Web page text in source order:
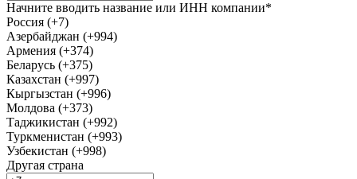
Начните вводить название или ИНН компании*
Россия (+7)
Азербайджан (+994)
Армения (+374)
Беларусь (+375)
Казахстан (+997)
Кыргызстан (+996)
Молдова (+373)
Таджикистан (+992)
Туркменистан (+993)
Узбекистан (+998)
Другая страна